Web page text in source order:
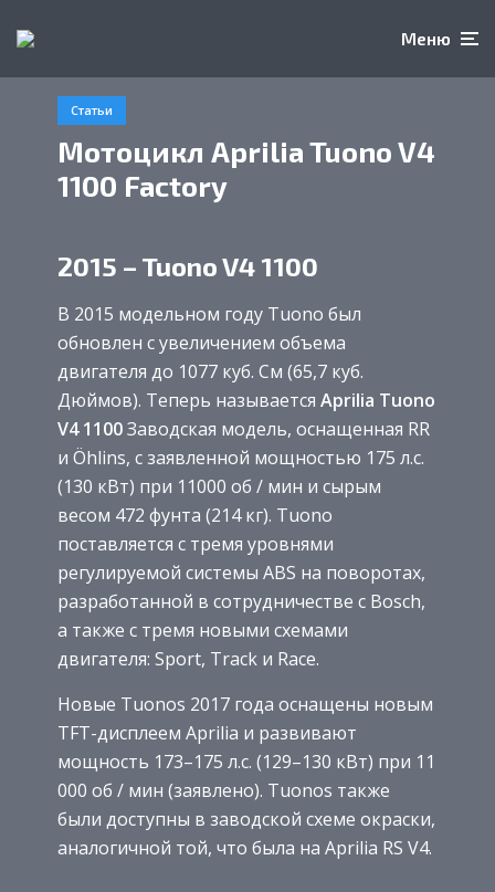
Меню
Статьи
Мотоцикл Aprilia Tuono V4
1100 Factory
2015 – Tuono V4 1100
В 2015 модельном году Tuono был
обновлен с увеличением объема
двигателя до 1077 куб. См (65,7 куб.
Дюймов). Теперь называется Aprilia Tuono
V4 1100Заводская модель, оснащенная RR
и Öhlins, с заявленной мощностью 175 л.с.
(130 кВт) при 11000 об / мин и сырым
весом 472 фунта (214 кг). Tuono
поставляется с тремя уровнями
регулируемой системы ABS на поворотах,
разработанной в сотрудничестве с Bosch,
а также с тремя новыми схемами
двигателя: Sport, Track и Race.
Новые Tuonos 2017 года оснащены новым
TFT-дисплеем Aprilia и развивают
мощность 173–175 л.с. (129–130 кВт) при 11
000 об / мин (заявлено). Tuonos также
были доступны в заводской схеме окраски,
аналогичной той, что была на Aprilia RS V4.